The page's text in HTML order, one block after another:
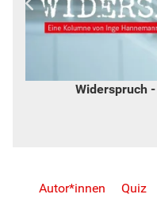
Widerspruch
Autor*innen Quiz